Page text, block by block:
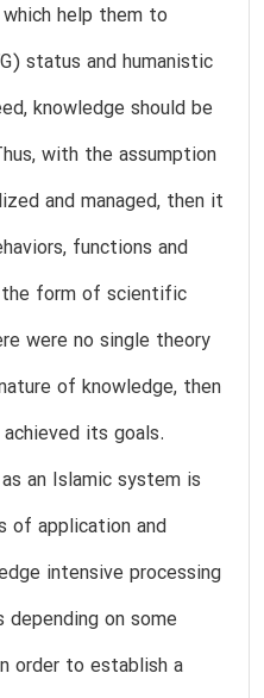
help them to
status and humanistic
knowledge should be
with the assumption
and managed, then it
functions and
form of scientific
were no single theory
of knowledge, then
its goals.
an Islamic system is
of application and
intensive processing
on some
order to establish a